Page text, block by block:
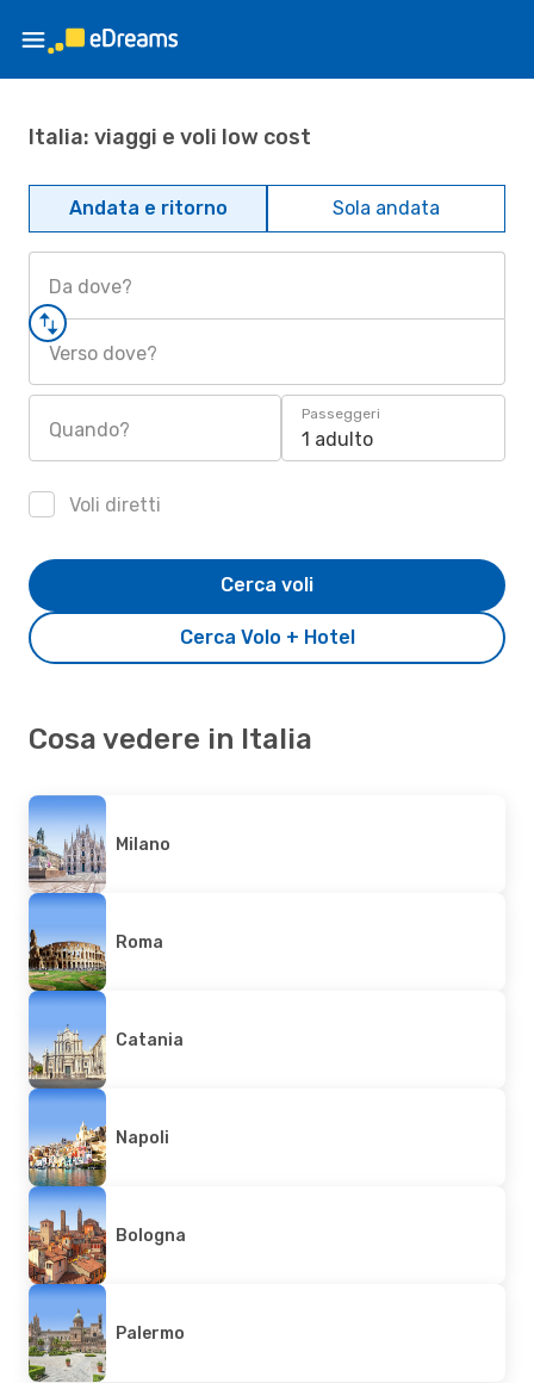
Italia: viaggi e voli low cost
Andata e ritorno Sola andata
Da dove?
Verso dove?
Quando?
Passeggeri
1 adulto
Voli diretti
Cerca Volo + Hotel
Cerca voli
Cosa vedere in Italia
Milano
Roma
Catania
Napoli
Bologna
Palermo